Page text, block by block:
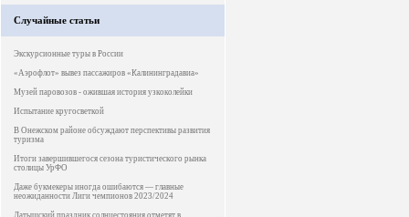
Случайные статьи
Экскурсионные туры в России
«Аэрофлот» вывез пассажиров «Калининградавиа»
Музей паровозов - ожившая история узкоколейки
Испытание кругосветкой
В Онежском районе обсуждают перспективы развития
туризма
Итоги завершившегося сезона туристического рынка
столицы УрФО
Даже букмекеры иногда ошибаются — главные
неожиданности Лиги чемпионов 2023/2024
Латышский праздник солнцестояния отметят в